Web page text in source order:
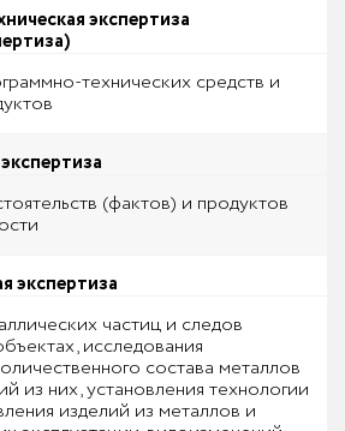
экспертиза
технических средств и
(фактов) и продуктов
экспертиза
частиц и следов
исследования
состава металлов
из них, установления технологии
изделий из металлов и